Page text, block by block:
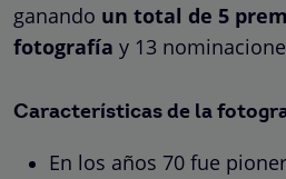
ganando un total de 5
fotografía y 13
Características de la
En los años 70 fue